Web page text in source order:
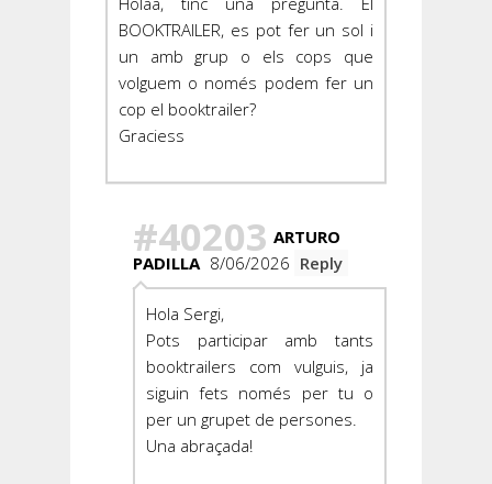
BOOKTRAILER, es pot fer un sol i
un amb grup o els cops que
volguem o només podem fer un
cop el booktrailer?
Graciess
#40203 ARTURO
PADILLA 8/06/2026 Reply
Hola Sergi,
Pots participar amb tants
booktrailers com vulguis, ja
siguin fets només per tu o
per un grupet de persones.
Una abraçada!